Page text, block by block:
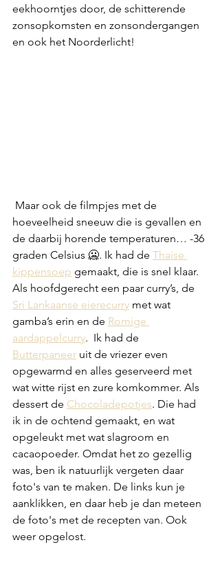
eekhoorntjes door, de schitterende
zonsopkomsten en zonsondergangen
en ook het Noorderlicht!
hoeveelheid sneeuw die is gevallen en
de daarbij horende temperaturen… -36
graden Celsius 🥶. Ik had de Thaise
kippensoep gemaakt, die is snel klaar.
Als hoofdgerecht een paar curry’s, de
Sri Lankaanse eierecurry met wat
gamba’s erin en de Romige
aardappelcurry.  Ik had de
Butterpaneer uit de vriezer even
opgewarmd en alles geserveerd met
wat witte rijst en zure komkommer. Als
dessert de Chocoladepotjes. Die had
ik in de ochtend gemaakt, en wat
opgeleukt met wat slagroom en
cacaopoeder. Omdat het zo gezellig
was, ben ik natuurlijk vergeten daar
foto's van te maken. De links kun je
aanklikken, en daar heb je dan meteen
de foto's met de recepten van. Ook
weer opgelost.